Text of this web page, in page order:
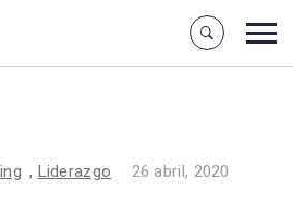
, Liderazgo 26 abril, 2020